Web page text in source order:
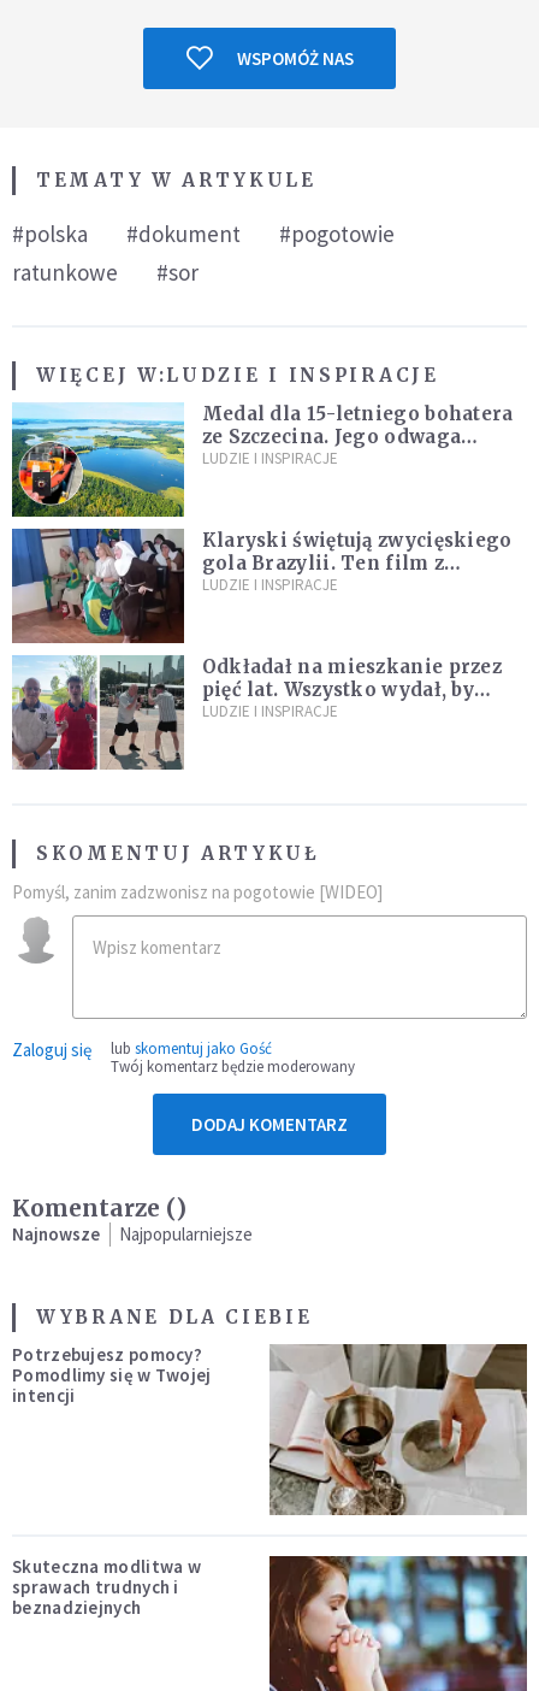
WSPOMÓŻ NAS
TEMATY W ARTYKULE
#polska #dokument
#pogotowie
ratunkowe
#sor
WIĘCEJ W:LUDZIE I INSPIRACJE
Medal dla 15-letniego bohatera
ze Szczecina. Jego odwaga
ocaliła ludzkie życie
LUDZIE I INSPIRACJE
Klaryski świętują zwycięskiego
gola Brazylii. Ten film z
zakonnicami obejrzały już
LUDZIE I INSPIRACJE
Odkładał na mieszkanie przez
pięć lat. Wszystko wydał, by
spełnić marzenie 80-letniego
LUDZIE I INSPIRACJE
SKOMENTUJ ARTYKUŁ
Pomyśl, zanim zadzwonisz na pogotowie [WIDEO]
Zaloguj się lub skomentuj jako Gość
Twój komentarz będzie moderowany
DODAJ KOMENTARZ
Komentarze ()
Najnowsze Najpopularniejsze
WYBRANE DLA CIEBIE
Potrzebujesz pomocy?
Pomodlimy się w Twojej
intencji
Skuteczna modlitwa w
sprawach trudnych i
beznadziejnych